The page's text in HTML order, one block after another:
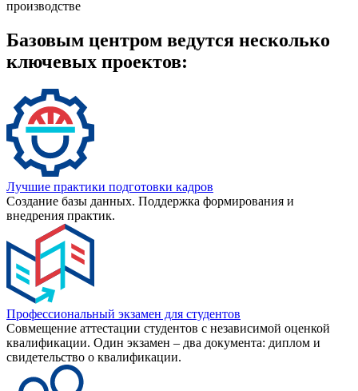
производстве
Базовым центром ведутся несколько
ключевых проектов:
Лучшие практики подготовки кадров
Создание базы данных. Поддержка формирования и
внедрения практик.
Профессиональный экзамен для студентов
Совмещение аттестации студентов с независимой оценкой
квалификации. Один экзамен – два документа: диплом и
свидетельство о квалификации.